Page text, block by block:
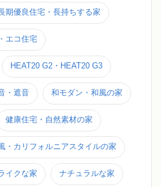
期優良住宅・長持ちする家
エコ住宅
HEAT20 G2・HEAT20 G3
・遮音 和モダン・和風の家
健康住宅・自然素材の家
・カリフォルニアスタイルの家
イクな家 ナチュラルな家